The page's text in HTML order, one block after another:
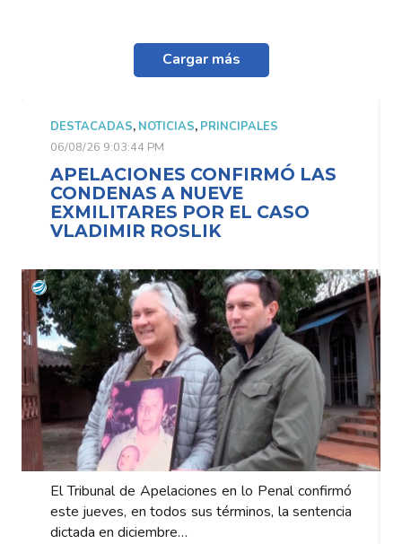
Cargar más
DESTACADAS, NOTICIAS, PRINCIPALES
06/08/26 9:03:44 PM
APELACIONES CONFIRMÓ LAS
CONDENAS A NUEVE
EXMILITARES POR EL CASO
VLADIMIR ROSLIK
El Tribunal de Apelaciones en lo Penal confirmó
este jueves, en todos sus términos, la sentencia
dictada en diciembre…